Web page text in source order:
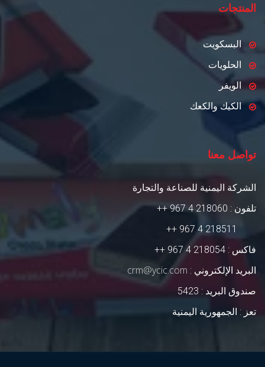
المنتجات
البسكويت
الحلويات
الويفر
الكيك والكعك
تواصل معنا
الشركة اليمنية للصناعة والتجارة
تلفون : 218060 4 967 ++
فاكس : 218054 4 967 ++
البريد الإلكتروني : crm@ycic.com
صندوق البريد : 5423
تعز : الجمهورية اليمنية